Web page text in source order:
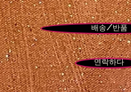
색, 분홍색의 조화는
으키며, 섬세한 곡선
하나가 기대감을 고조
샤리의 사진은 유혹
이자, 그 순간을 음미
끓어오르고 불꽃을
배송/반품
연락하다